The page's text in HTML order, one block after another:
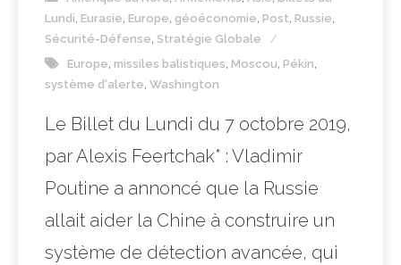
Lundi, Eurasie, Europe, géoéconomie, Post, Russie,
Sécurité-Défense, Stratégie Globale
Europe, missiles balistiques, Moscou, Pékin,
système d'alerte, Washington
Le Billet du Lundi du 7 octobre 2019,
par Alexis Feertchak* : Vladimir
Poutine a annoncé que la Russie
allait aider la Chine à construire un
système de détection avancée, qui